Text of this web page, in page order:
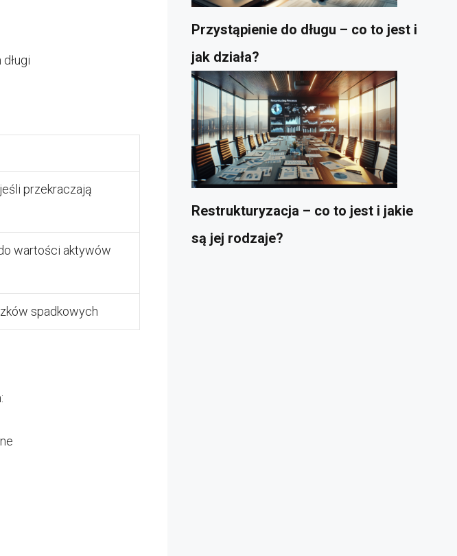
przekraczają
wartości aktywów
spadkowych
Przystąpienie do długu – co to jest i
jak działa?
Restrukturyzacja – co to jest i jakie
są jej rodzaje?